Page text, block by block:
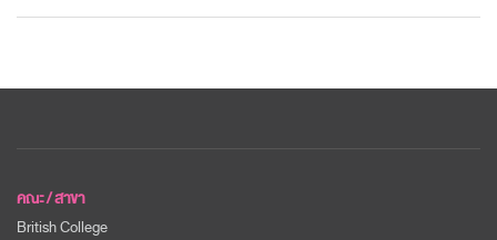
คณะ / สาขา
British College